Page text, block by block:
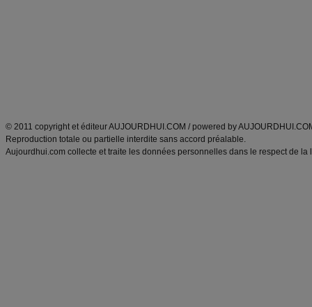
© 2011 copyright et éditeur AUJOURDHUI.COM / powered by
Reproduction totale ou partielle interdite sans accord préalable.
Aujourdhui.com collecte et traite les données personnelles dans le respect de